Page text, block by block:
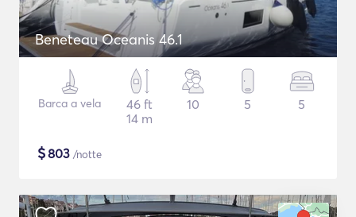
Beneteau Oceanis 46.1
Barca a vela
46 ft
14 m
10 5 5
$803 /notte